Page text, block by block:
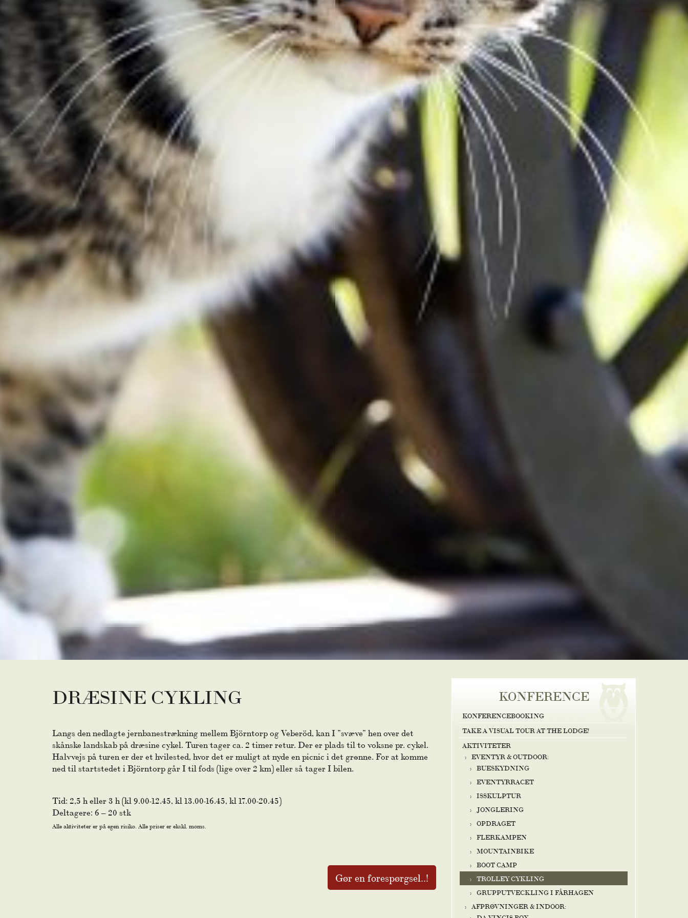
DRÆSINE CYKLING
Langs den nedlagte jernbanestrækning mellem Björntorp og Veberöd, kan I ”svæve” hen over det
skånske landskab på dræsine cykel. Turen tager ca. 2 timer retur. Der er plads til to voksne pr. cykel.
Halvvejs på turen er der et hvilested, hvor det er muligt at nyde en picnic i det grønne. For at komme
ned til startstedet i Björntorp går I til fods (lige over 2 km) eller så tager I bilen.
Tid: 2,5 h eller 3 h (kl 9.00-12.45, kl 13.00-16.45, kl 17.00-20.45)
Deltagere: 6 – 20 stk
Alle aktiviteter er på egen risiko. Alle priser er ekskl. moms.
Gør en forespørgsel..!
KONFERENCE
KONFERENCEBOOKING
TAKE A VISUAL TOUR AT THE LODGE!
AKTIVITETER
EVENTYR & OUTDOOR:
BUESKYDNING
EVENTYRRACET
ISSKULPTUR
JONGLERING
OPDRAGET
FLERKAMPEN
MOUNTAINBIKE
BOOT CAMP
TROLLEY CYKLING
GRUPPUTVECKLING I FÅRHAGEN
AFPRØVNINGER & INDOOR: